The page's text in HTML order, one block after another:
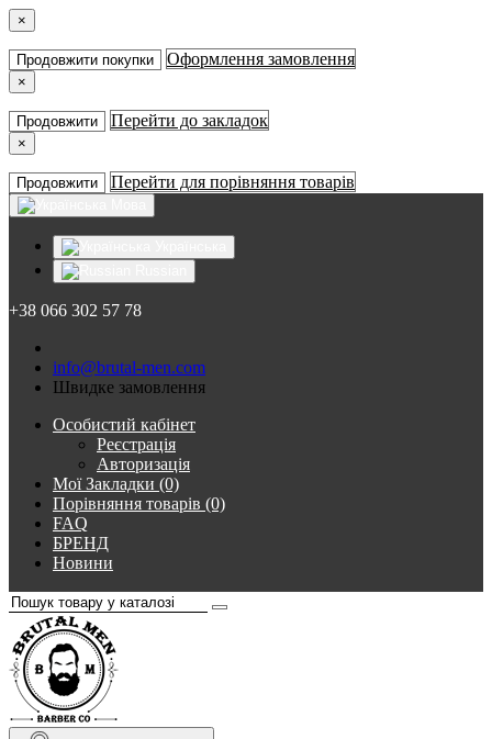
×
Продовжити покупки Оформлення замовлення
×
Продовжити Перейти до закладок
×
Продовжити Перейти для порівняння товарів
+38 066 302 57 78
info@brutal-men.com
Швидке замовлення
Особистий кабінет
Реєстрація
Авторизація
Мої Закладки (0)
Порівняння товарів (0)
FAQ
БРЕНД
Новини